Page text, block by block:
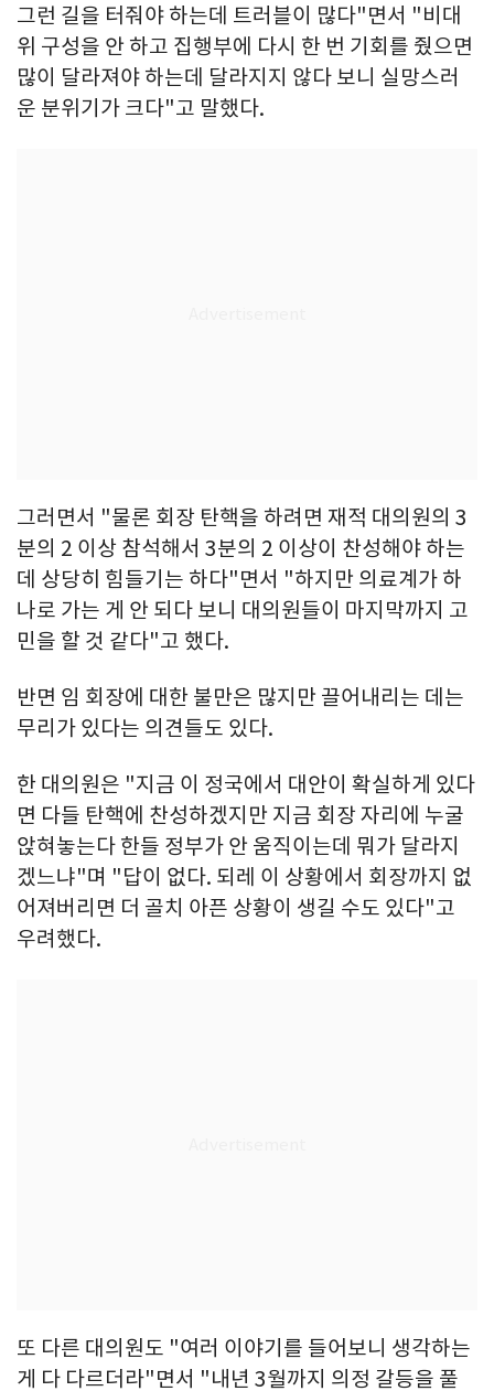
그런 길을 터줘야 하는데 트러블이 많다"면서 "비대
위 구성을 안 하고 집행부에 다시 한 번 기회를 줬으면
많이 달라져야 하는데 달라지지 않다 보니 실망스러
운 분위기가 크다"고 말했다.
그러면서 "물론 회장 탄핵을 하려면 재적 대의원의 3
분의 2 이상 참석해서 3분의 2 이상이 찬성해야 하는
데 상당히 힘들기는 하다"면서 "하지만 의료계가 하
나로 가는 게 안 되다 보니 대의원들이 마지막까지 고
민을 할 것 같다"고 했다.
반면 임 회장에 대한 불만은 많지만 끌어내리는 데는
무리가 있다는 의견들도 있다.
한 대의원은 "지금 이 정국에서 대안이 확실하게 있다
면 다들 탄핵에 찬성하겠지만 지금 회장 자리에 누굴
앉혀놓는다 한들 정부가 안 움직이는데 뭐가 달라지
겠느냐"며 "답이 없다. 되레 이 상황에서 회장까지 없
어져버리면 더 골치 아픈 상황이 생길 수도 있다"고
우려했다.
또 다른 대의원도 "여러 이야기를 들어보니 생각하는
게 다 다르더라"면서 "내년 3월까지 의정 갈등을 풀